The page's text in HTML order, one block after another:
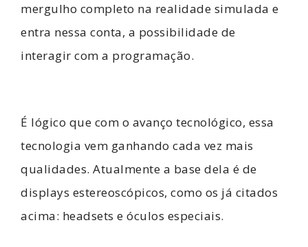
mergulho completo na realidade simulada e
entra nessa conta, a possibilidade de
interagir com a programação.
É lógico que com o avanço tecnológico, essa
tecnologia vem ganhando cada vez mais
qualidades. Atualmente a base dela é de
displays estereoscópicos, como os já citados
acima: headsets e óculos especiais.